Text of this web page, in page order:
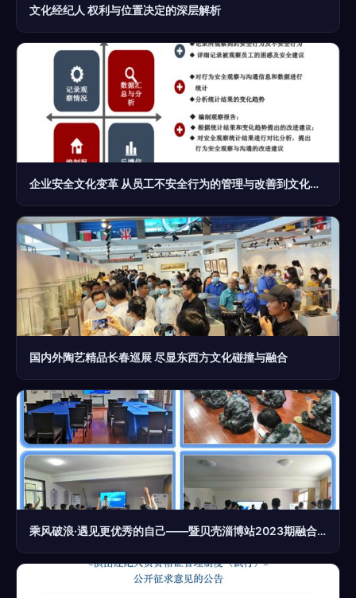
文化经纪人 权利与位置决定的深层解析
企业安全文化变革 从员工不安全行为的管理与改善到文化经纪人的服务升级
国内外陶艺精品长春巡展 尽显东西方文化碰撞与融合
乘风破浪·遇见更优秀的自己——暨贝壳淄博站2023期融合训 文化经纪人服务